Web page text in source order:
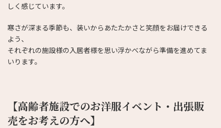
しく感じています。
寒さが深まる季節も、装いからあたたかさと笑顔をお届けできる
よう、
それぞれの施設様の入居者様を思い浮かべながら準備を進めてま
いります。
【高齢者施設でのお洋服イベント・出張販
売をお考えの方へ】